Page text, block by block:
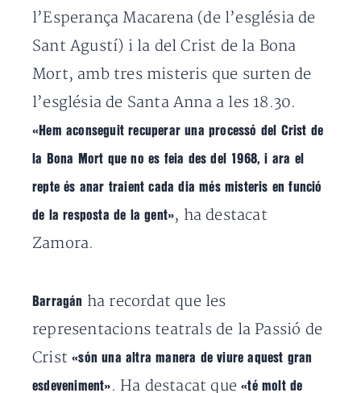
l’Esperança Macarena (de l’església de
Sant Agustí) i la del Crist de la Bona
Mort, amb tres misteris que surten de
l’església de Santa Anna a les 18.30.
«Hem aconseguit recuperar una processó del Crist de
la Bona Mort que no es feia des del 1968, i ara el
repte és anar traient cada dia més misteris en funció
de la resposta de la gent», ha destacat
Zamora.
Barragán ha recordat que les
representacions teatrals de la Passió de
Crist«són una altra manera de viure aquest gran
esdeveniment» . Ha destacat que«té molt de